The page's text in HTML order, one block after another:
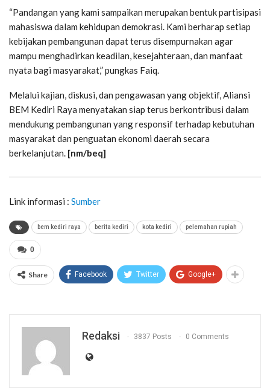
“Pandangan yang kami sampaikan merupakan bentuk partisipasi
mahasiswa dalam kehidupan demokrasi. Kami berharap setiap
kebijakan pembangunan dapat terus disempurnakan agar
mampu menghadirkan keadilan, kesejahteraan, dan manfaat
nyata bagi masyarakat,” pungkas Faiq.
Melalui kajian, diskusi, dan pengawasan yang objektif, Aliansi
BEM Kediri Raya menyatakan siap terus berkontribusi dalam
mendukung pembangunan yang responsif terhadap kebutuhan
masyarakat dan penguatan ekonomi daerah secara
berkelanjutan. [nm/beq]
Link informasi : Sumber
bem kediri raya berita kediri kota kediri pelemahan rupiah
0
Share Facebook Twitter Google+
Redaksi 3837 Posts 0 Comments